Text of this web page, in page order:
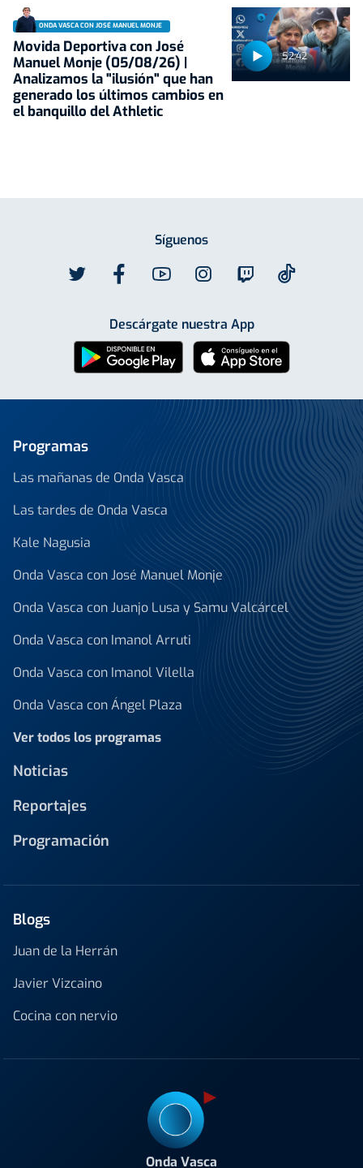
52:42
ONDA VASCA CON JOSÉ MANUEL MONJE
Movida Deportiva con José
Manuel Monje (05/08/26) |
Analizamos la "ilusión" que han
generado los últimos cambios en
el banquillo del Athletic
Síguenos
Descárgate nuestra App
Programas
Las mañanas de Onda Vasca
Las tardes de Onda Vasca
Kale Nagusia
Onda Vasca con José Manuel Monje
Onda Vasca con Juanjo Lusa y Samu Valcárcel
Onda Vasca con Imanol Arruti
Onda Vasca con Imanol Vilella
Onda Vasca con Ángel Plaza
Ver todos los programas
Noticias
Reportajes
Programación
Blogs
Juan de la Herrán
Javier Vizcaino
Cocina con nervio
Onda Vasca